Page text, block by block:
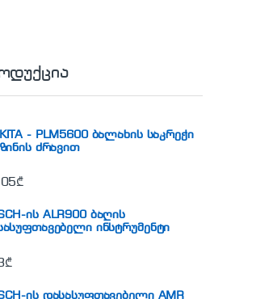
- PLM5600 ბალახის საკრეჭი
ძრავით
₾
ის ALR900 ბაღის
ინსტრუმენტი
₾
ის დასასუფთავებელი AMR